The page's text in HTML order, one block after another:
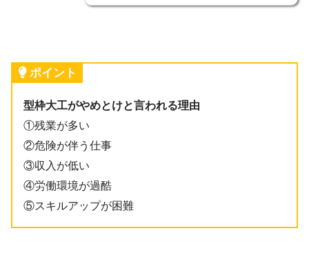
ポイント
型枠大工がやめとけと言われる理由
①残業が多い
②危険が伴う仕事
③収入が低い
④労働環境が過酷
⑤スキルアップが困難